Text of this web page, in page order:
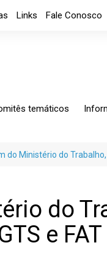
Links Fale Conosco
temáticos
Tributário Fiscal
do Ministério do
do
e FAT